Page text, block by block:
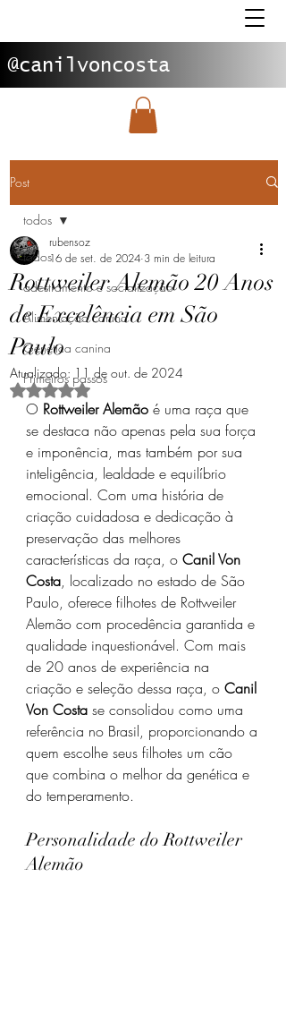
@canilvoncosta
Post
todos
adestramento e socialização
Alimentação canina
Genética canina
Primeiros passos
todos
Rottweiler Alemão 20 Anos
de Excelência em São
Paulo
rubensoz
16 de set. de 2024 3 min de leitura
Atualizado: 11 de out. de 2024
Avaliado com NaN de 5 estrelas.
O Rottweiler Alemão é uma raça que
se destaca não apenas pela sua força
e imponência, mas também por sua
inteligência, lealdade e equilíbrio
emocional. Com uma história de
criação cuidadosa e dedicação à
preservação das melhores
características da raça, o Canil Von
Costa, localizado no estado de São
Paulo, oferece filhotes de Rottweiler
Alemão com procedência garantida e
qualidade inquestionável. Com mais
de 20 anos de experiência na
criação e seleção dessa raça, o Canil
Von Costa se consolidou como uma
referência no Brasil, proporcionando a
quem escolhe seus filhotes um cão
que combina o melhor da genética e
do temperamento.
Personalidade do Rottweiler
Alemão